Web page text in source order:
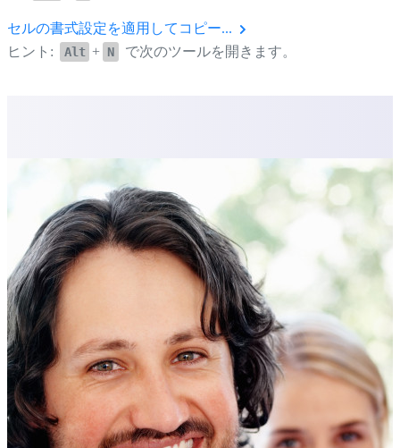
セルの書式設定を適用してコピー...
ヒント:
Alt + N で次のツールを開きます。